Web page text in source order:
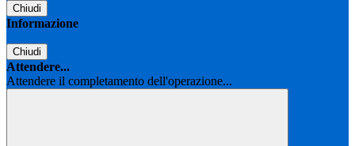
Chiudi
Informazione
Chiudi
Attendere...
Attendere il completamento dell'operazione...